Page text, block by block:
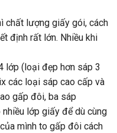
chất lượng giấy gói, cách
định rất lớn. Nhiều khi
lớp (loại đẹp hơn sáp 3
các loại sáp cao cấp và
gấp đôi, ba sáp
lớp giấy để dù cùng
mình to gấp đôi cách